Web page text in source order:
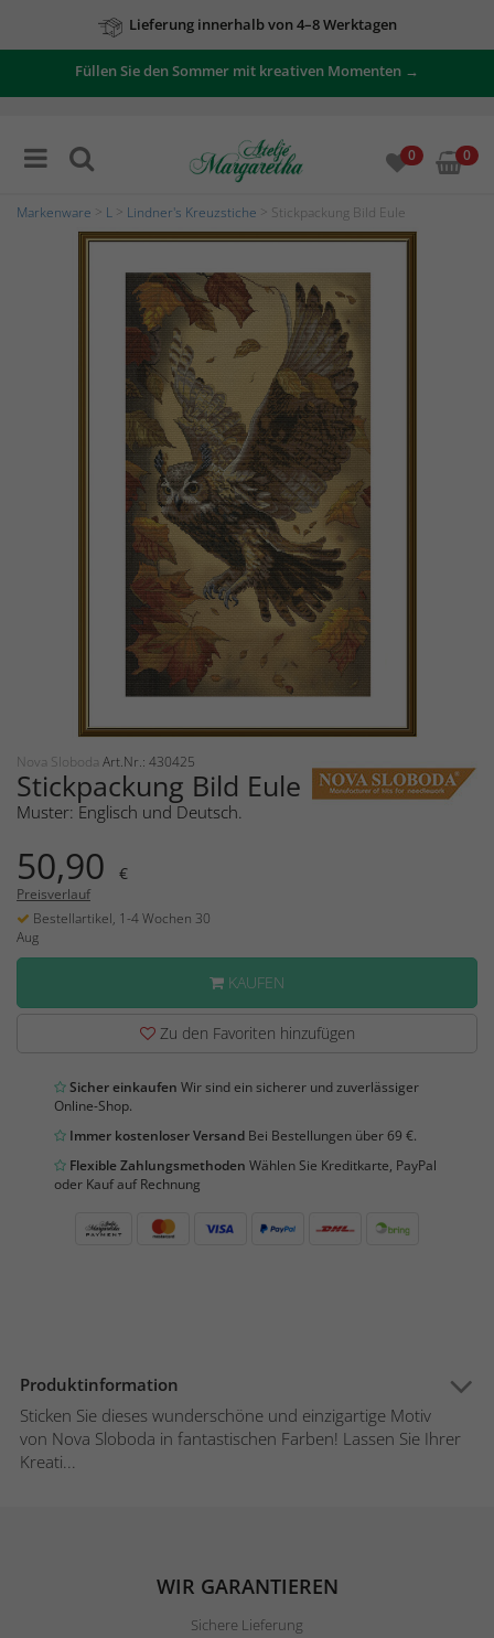
Lieferung innerhalb von 4–8 Werktagen
Füllen Sie den Sommer mit kreativen Momenten →
0 0
Markenware L Lindner's Kreuzstiche > Stickpackung Bild Eule
Nova Sloboda Art.Nr.: 430425
Stickpackung Bild Eule
Muster: Englisch und Deutsch.
50,90 €
Preisverlauf
Bestellartikel, 1-4 Wochen 30
Aug
KAUFEN
Zu den Favoriten hinzufügen
Sicher einkaufen Wir sind ein sicherer und zuverlässiger
Online-Shop.
Immer kostenloser Versand Bei Bestellungen über 69 €.
Flexible Zahlungsmethoden Wählen Sie Kreditkarte, PayPal
oder Kauf auf Rechnung
Produktinformation
Sticken Sie dieses wunderschöne und einzigartige Motiv
von Nova Sloboda in fantastischen Farben! Lassen Sie Ihrer
Kreati...
WIR GARANTIEREN
Sichere Lieferung